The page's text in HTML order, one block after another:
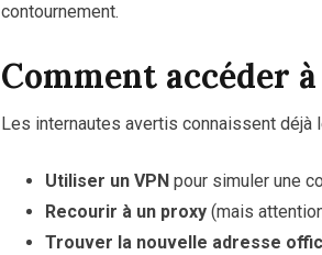
contournement.
Comment accéder
Les internautes avertis connaissent déjà
Utiliser un VPN pour simuler une
Recourir à un proxy (mais
Trouver la nouvelle adresse